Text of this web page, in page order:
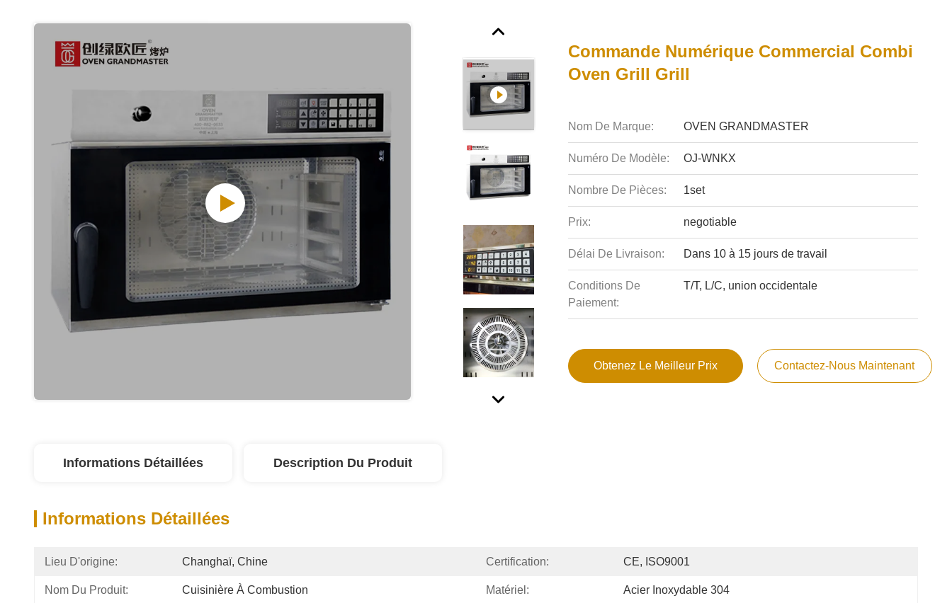
Commande Numérique Commercial Combi
Oven Grill Grill
Nom De Marque: OVEN GRANDMASTER
Numéro De Modèle: OJ-WNKX
Nombre De Pièces: 1set
Prix: negotiable
Délai De Livraison: Dans 10 à 15 jours de travail
Conditions De
Paiement:
T/T, L/C, union occidentale
Obtenez Le Meilleur Prix Contactez-Nous Maintenant
Informations Détaillées Description Du Produit
Informations Détaillées
Lieu D'origine: Changhaï, Chine Certification: CE, ISO9001
Nom Du Produit: Cuisinière À Combustion Matériel: Acier Inoxydable 304